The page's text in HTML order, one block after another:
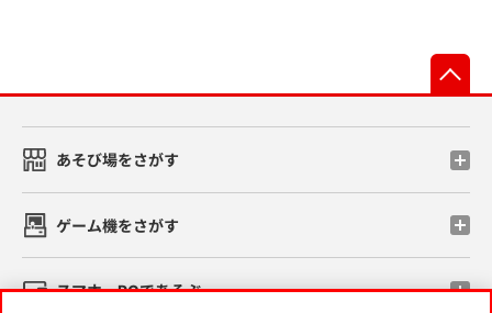
あそび場をさがす
ゲーム機をさがす
スマホ・PCであそぶ